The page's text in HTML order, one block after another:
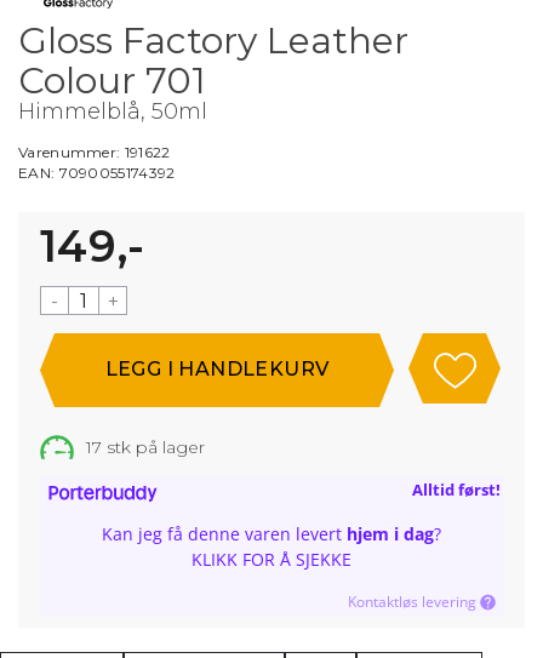
Gloss Factory Leather
Colour 701
Himmelblå, 50ml
Varenummer: 191622
EAN: 7090055174392
149,-
- +
17 stk på lager
Alltid først!
Kan jeg få denne varen levert hjem i dag?
KLIKK FOR Å SJEKKE
Kontaktløs levering